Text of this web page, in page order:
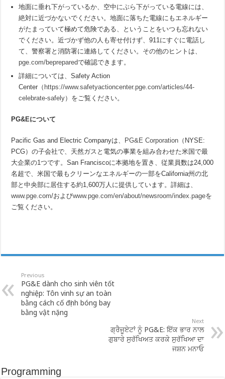
地面に垂れ下がっているか、空中にぶら下がっている電線には、
絶対に近づかないでください。地面に落ちた電線にもエネルギー
がたまっていて極めて危険である、ということをいつも忘れない
でください。近づかず他の人も寄せ付けず、911にすぐに電話し
て、警察署と消防署に連絡してください。その他のヒントは、
pge.com/bepreparedで確認できます。
詳細については、Safety Action
Center（ https://www.safetyactioncenter.pge.com/articles/44-
celebrate-safely）をご覧ください。
PG&Eについて
Pacific Gas and Electric Companyは、 PG&E Corporation （NYSE:
PCG）の子会社で、天然ガスと電気の事業を組み合わせた米国で最
大企業の1つです。San Franciscoに本拠地を置き、従業員数は24,000
名超で、米国で最もクリーンなエネルギーの一部をCalifornia州の北
部と中央部に居住する約1,600万人に提供しています。詳細は、
www.pge.com/およびwww.pge.com/en/about/newsroom/index.pageを
ご覧ください。
Previous
PG&E dành cho sinh viên tốt
nghiệp: Tôn vinh sự an toàn
bằng cách cố định bóng bay
bằng vật nặng
Next
ਗ੍ਰੈਜੂਏਟਾਂ ਨੂੰ PG&E: ਇੱਕ ਭਾਰ ਨਾਲ
ਗੁਬਾਰੇ ਸੁਰੱਖਿਅਤ ਕਰਕੇ ਸੁਰੱਖਿਆ ਦਾ
ਜਸ਼ਨ ਮਨਾਓ
Programming